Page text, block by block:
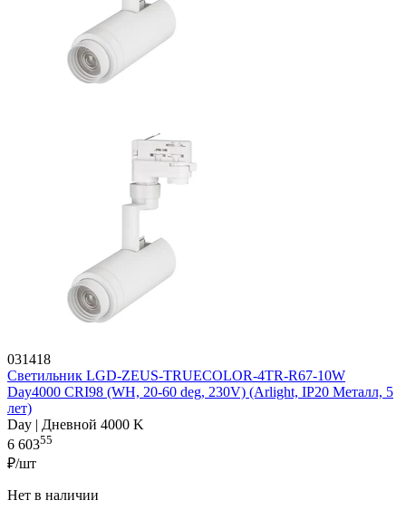
031418
Светильник LGD-ZEUS-TRUECOLOR-4TR-R67-10W
Day4000 CRI98 (WH, 20-60 deg, 230V) (Arlight, IP20 Металл, 5
лет)
Day | Дневной 4000 K
6 60355
₽/шт
Нет в наличии